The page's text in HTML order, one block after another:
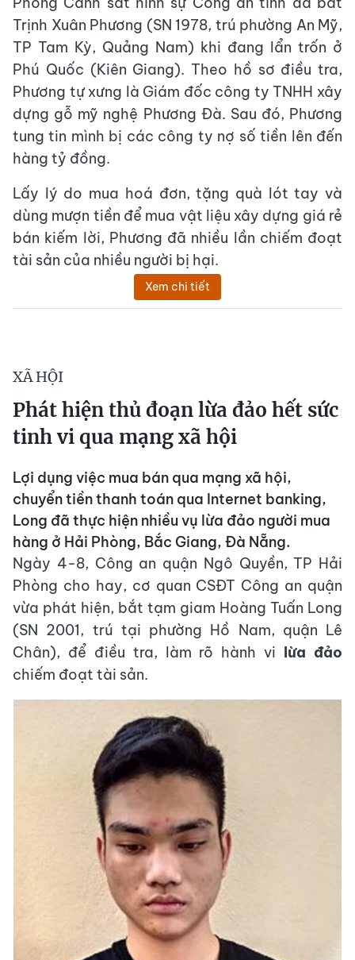
Trịnh Xuân Phương (SN 1978, trú phường An Mỹ,
TP Tam Kỳ, Quảng Nam) khi đang lẩn trốn ở
Phú Quốc (Kiên Giang). Theo hồ sơ điều tra,
Phương tự xưng là Giám đốc công ty TNHH xây
dựng gỗ mỹ nghệ Phương Đà. Sau đó, Phương
tung tin mình bị các công ty nợ số tiền lên đến
hàng tỷ đồng.
Lấy lý do mua hoá đơn, tặng quà lót tay và
dùng mượn tiền để mua vật liệu xây dựng giá rẻ
bán kiếm lời, Phương đã nhiều lần chiếm đoạt
tài sản của nhiều người bị hại.
Xem chi tiết
XÃ HỘI
Phát hiện thủ đoạn lừa đảo hết sức
tinh vi qua mạng xã hội
Lợi dụng việc mua bán qua mạng xã hội,
chuyển tiền thanh toán qua Internet banking,
Long đã thực hiện nhiều vụ lừa đảo người mua
hàng ở Hải Phòng, Bắc Giang, Đà Nẵng.
Ngày 4-8, Công an quận Ngô Quyền, TP Hải
Phòng cho hay, cơ quan CSĐT Công an quận
vừa phát hiện, bắt tạm giam Hoàng Tuấn Long
(SN 2001, trú tại phường Hồ Nam, quận Lê
Chân), để điều tra, làm rõ hành vi lừa đảo
chiếm đoạt tài sản.